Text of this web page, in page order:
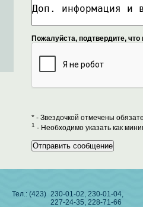
Пожалуйста, подтвердите,
* - Звездочкой отмечены
1 - Необходимо указать как
Тел.: (423) 230-01-02, 230-01-04,
227-24-35, 228-71-66